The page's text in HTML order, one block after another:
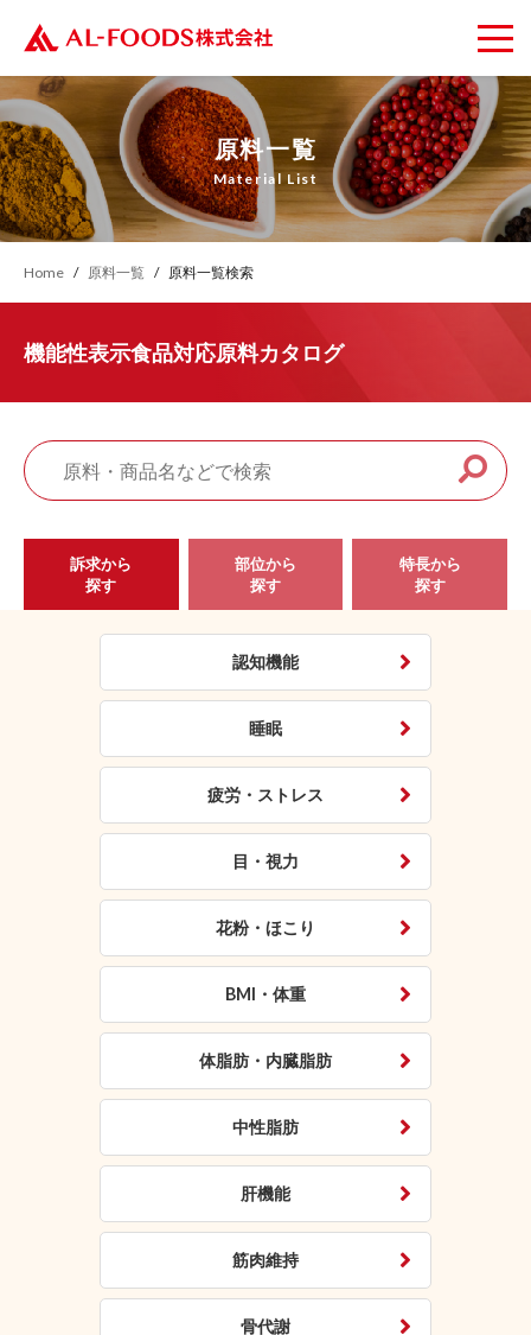
原料一覧
Material List
Home 原料一覧 原料一覧検索
機能性表示食品対応原料カタログ
訴求から
探す
部位から
探す
特長から
探す
認知機能
睡眠
疲労・ストレス
目・視力
花粉・ほこり
BMI・体重
体脂肪・内臓脂肪
中性脂肪
肝機能
筋肉維持
骨代謝